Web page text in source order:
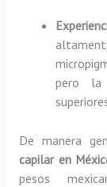
pero la
De manera
capilar en
pesos